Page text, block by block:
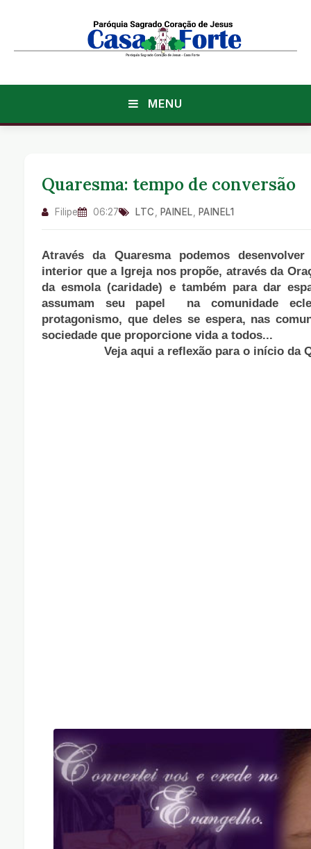
MENU
Quaresma: tempo de conversão
Filipe 06:27 LTC PAINEL PAINEL1
Através da Quaresma podemos
interior que a Igreja nos propõe, através da
da esmola (caridade) e também para dar
assumam seu papel na comunidade
protagonismo, que deles se espera, nas
sociedade que proporcione vida a todos...
Veja aqui a reflexão para o início da